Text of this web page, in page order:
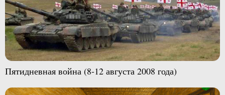
Пятидневная война (8-12 августа 2008 года)